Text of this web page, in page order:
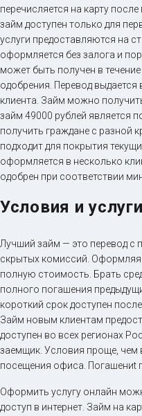
перечисляется на карту
займ доступен только для
услуги предоставляются на
оформляется без залога и
может быть получен в
одобрения. Перевод
клиента. Займ можно
займ 49000 рублей является
получить граждане с разной
подходит для покрытия
оформляется в несколько
одобрен при соответствии
Условия и услуги
Лучший займ — это перевод с
скрытых комиссий. Оформляя
полную стоимость. Брать
полного погашения
короткий срок доступен
Займ новым клиентам
доступен во всех регионах
заемщик. Условия проще, чем
посещения офиса. Погашениt
Оформить услугу онлайн
доступ в интернет. Займ на